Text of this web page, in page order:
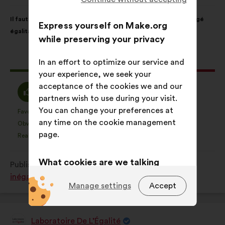
content
Il faut réduire le congé parental à 1 an, mieux rémunéré, partagé
égalitairement entre les deux parents et non transférable
This
proposal
received:
227 votes
the
following
I
agree
:
47%
as:
Favourite
: 18
times
Obvious
: 5
times
Realistic
:times
I
am
neutral
:
as:
No opinion
:times
I don't understand
:times
Published in Comment lutter contre toutes les
inégalités subies par les femmes ?
Laboratoire De L’Égalité
Express yourself on Make.org
while preserving your privacy
In an effort to optimize our service and
your experience, we seek your
acceptance of the cookies we and our
partners wish to use during your visit.
You can change your preferences at
any time on the cookie management
page.
What cookies are we talking
about?
cookies that are
essential for the website’s
functioning.
Accept
Manage settings